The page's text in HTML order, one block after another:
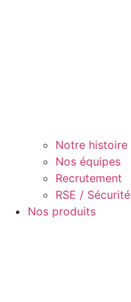
Notre histoire
Nos équipes
Recrutement
RSE / Sécurité
Nos produits